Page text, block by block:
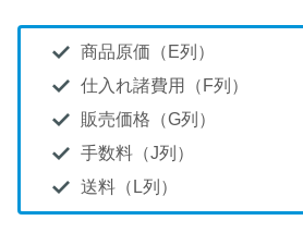
商品原価（E列）
仕入れ諸費用（F列）
販売価格（G列）
手数料（J列）
送料（L列）